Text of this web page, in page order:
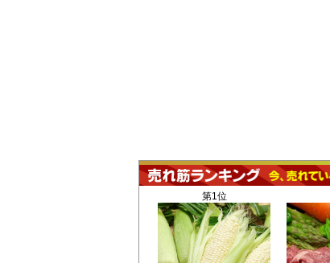
第1位